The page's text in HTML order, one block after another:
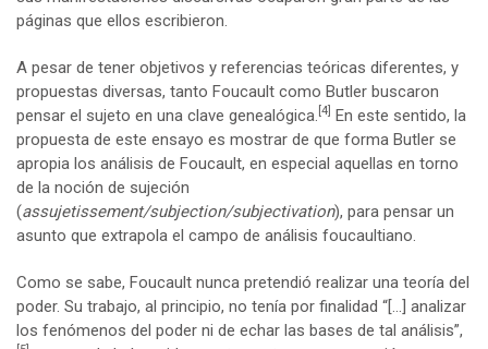
páginas que ellos escribieron.
A pesar de tener objetivos y referencias teóricas diferentes, y
propuestas diversas, tanto Foucault como Butler buscaron
pensar el sujeto en una clave genealógica. [4] En este sentido, la
propuesta de este ensayo es mostrar de que forma Butler se
apropia los análisis de Foucault, en especial aquellas en torno
de la noción de sujeción
(assujetissement/subjection/subjectivation), para pensar un
asunto que extrapola el campo de análisis foucaultiano.
Como se sabe, Foucault nunca pretendió realizar una teoría del
poder. Su trabajo, al principio, no tenía por finalidad “[…] analizar
los fenómenos del poder ni de echar las bases de tal análisis”,